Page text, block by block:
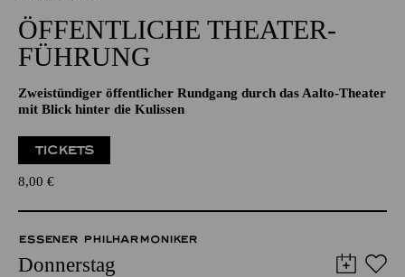
ÖFFENTLICHE THEATER­
FÜHRUNG
Zweistündiger öffentlicher Rundgang durch das Aalto-Theater
mit Blick hinter die Kulissen
TICKETS
8,00 €
ESSENER PHILHARMONIKER
Donnerstag